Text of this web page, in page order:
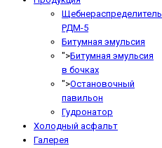
Щебнераспределитель
РДМ-5
Битумная эмульсия
">Битумная эмульсия
в бочках
">Остановочный
павильон
Гудронатор
Холодный асфальт
Галерея